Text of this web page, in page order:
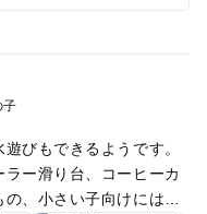
子
びもできるようです。
ー滑り台、コーヒーカ
、小さい子向けには複